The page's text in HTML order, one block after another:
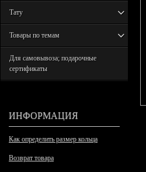
Тату
Товары по темам
Для самовывоза; подарочные
сертификаты
ИНФОРМАЦИЯ
Как определить размер кольца
Возврат товара